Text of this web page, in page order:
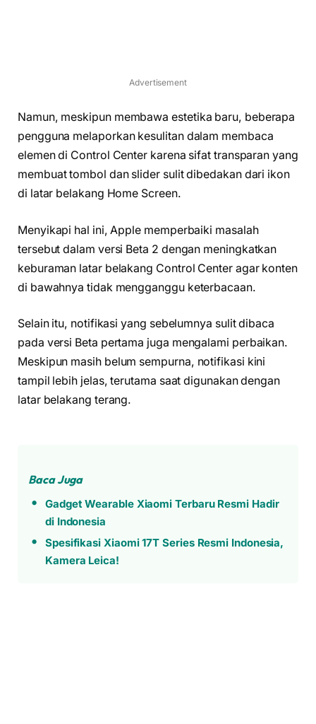
Advertisement
Namun, meskipun membawa estetika baru, beberapa
pengguna melaporkan kesulitan dalam membaca
elemen di Control Center karena sifat transparan yang
membuat tombol dan slider sulit dibedakan dari ikon
di latar belakang Home Screen.
Menyikapi hal ini, Apple memperbaiki masalah
tersebut dalam versi Beta 2 dengan meningkatkan
keburaman latar belakang Control Center agar konten
di bawahnya tidak mengganggu keterbacaan.
Selain itu, notifikasi yang sebelumnya sulit dibaca
pada versi Beta pertama juga mengalami perbaikan.
Meskipun masih belum sempurna, notifikasi kini
tampil lebih jelas, terutama saat digunakan dengan
latar belakang terang.
Baca Juga
Gadget Wearable Xiaomi Terbaru Resmi Hadir
di Indonesia
Spesifikasi Xiaomi 17T Series Resmi Indonesia,
Kamera Leica!